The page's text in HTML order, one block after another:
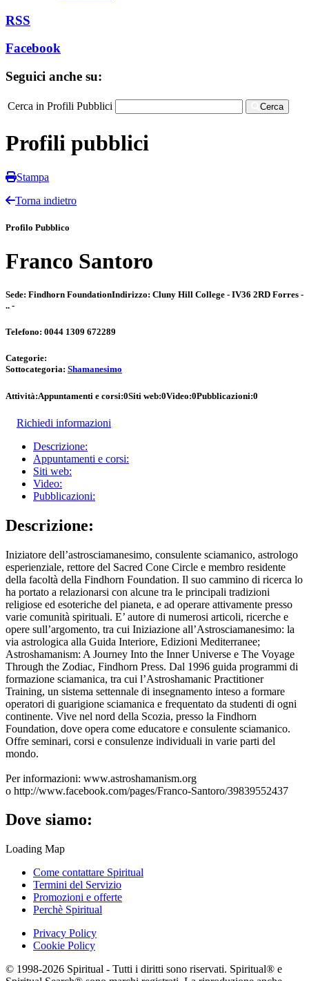
RSS
Facebook
Seguici anche su:
Cerca in Profili Pubblici Cerca
Profili pubblici
Stampa
Torna indietro
Profilo Pubblico
Franco Santoro
Sede: Findhorn FoundationIndirizzo: Cluny Hill College - IV36 2RD Forres -
.. -
Telefono: 0044 1309 672289
Categorie:
Sottocategoria: Shamanesimo
Attività:Appuntamenti e corsi:0Siti web:0Video:0Pubblicazioni:0
Richiedi informazioni
Descrizione:
Appuntamenti e corsi:
Siti web:
Video:
Pubblicazioni:
Descrizione:
Iniziatore dell’astrosciamanesimo, consulente sciamanico, astrologo
esperienziale, rettore del Sacred Cone Circle e membro residente
della facoltà della Findhorn Foundation. Il suo cammino di ricerca lo
ha portato a relazionarsi con alcune tra le principali tradizioni
religiose ed esoteriche del pianeta, e ad operare attivamente presso
varie comunità spirituali. E’ autore di numerosi articoli, ricerche e
opere sull’argomento, tra cui Iniziazione all’Astrosciamanesimo: la
via astrologica alla Guida Interiore, Edizioni Mediterranee;
Astroshamanism: A Journey Into the Inner Universe e The Voyage
Through the Zodiac, Findhorn Press. Dal 1996 guida programmi di
formazione sciamanica, tra cui l’Astroshamanic Practitioner
Training, un sistema settennale di insegnamento inteso a formare
operatori di guarigione sciamanica e frequentato da studenti di ogni
continente. Vive nel nord della Scozia, presso la Findhorn
Foundation, dove opera come educatore e consulente sciamanico.
Offre seminari, corsi e consulenze individuali in varie parti del
mondo.
Per informazioni: www.astroshamanism.org
o http://www.facebook.com/pages/Franco-Santoro/39839552437
Dove siamo:
Loading Map
Come contattare Spiritual
Termini del Servizio
Promozioni e offerte
Perchè Spiritual
Privacy Policy
Cookie Policy
© 1998-2026 Spiritual - Tutti i diritti sono riservati. Spiritual® e